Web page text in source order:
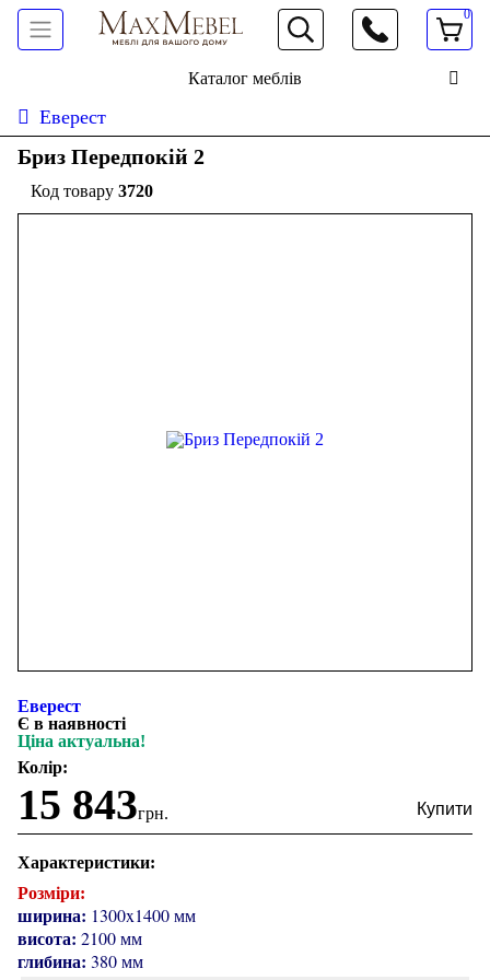
066 472 19 61
0
Каталог меблів
Еверест
Бриз Передпокій 2
3720
Еверест
Є в наявності
Ціна актуальна!
Колір:
15 843грн.
Характеристики:
Розміри:
ширина: 1300x1400 мм
висота: 2100 мм
глибина: 380 мм